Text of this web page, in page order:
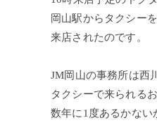
岡山駅からタクシー
来店されたのです。
JM岡山の事務所は西
タクシーで来られる
数年に1度あるかない